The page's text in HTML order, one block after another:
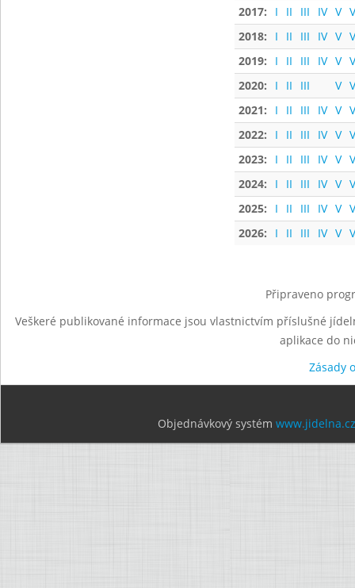
2017:
I II III IV V
2018:
I II III IV V
2019:
I II III IV V
2020:
I II III V
2021:
I II III IV V
2022:
I II III IV V
2023:
I II III IV V
2024:
I II III IV V
2025:
I II III IV V
2026:
I II III IV V
Připraveno
Veškeré publikované informace jsou vlastnictvím příslušné
aplikace do
Zásady
Objednávkový systém www.jidelna.cz